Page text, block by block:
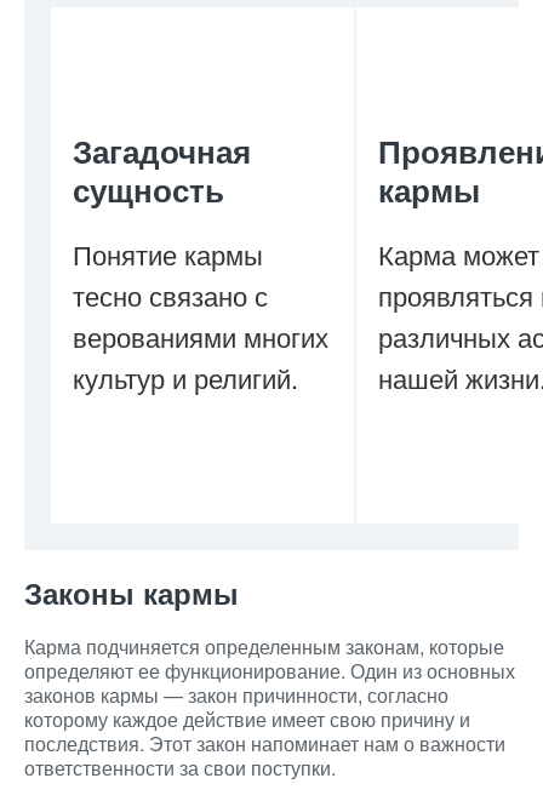
Загадочная
сущность
Понятие кармы
тесно связано с
верованиями многих
культур и религий.
кармы
Карма может
проявляться
различных
нашей
Законы кармы
Карма подчиняется определенным законам, которые
определяют ее функционирование. Один из основных
законов кармы — закон причинности, согласно
которому каждое действие имеет свою причину и
последствия. Этот закон напоминает нам о важности
ответственности за свои поступки.